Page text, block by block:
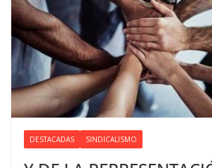
DESTACADAS SINDICALISMO